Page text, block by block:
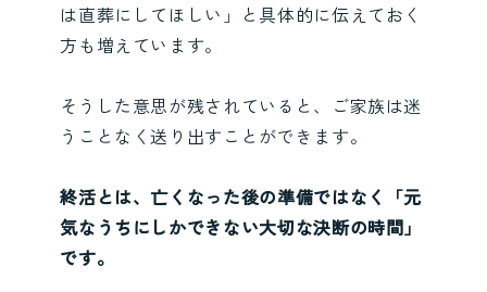
は直葬にしてほしい」と具体的に伝えておく
方も増えています。
そうした意思が残されていると、ご家族は迷
うことなく送り出すことができます。
終活とは、亡くなった後の準備ではなく「元
気なうちにしかできない大切な決断の時間」
です。